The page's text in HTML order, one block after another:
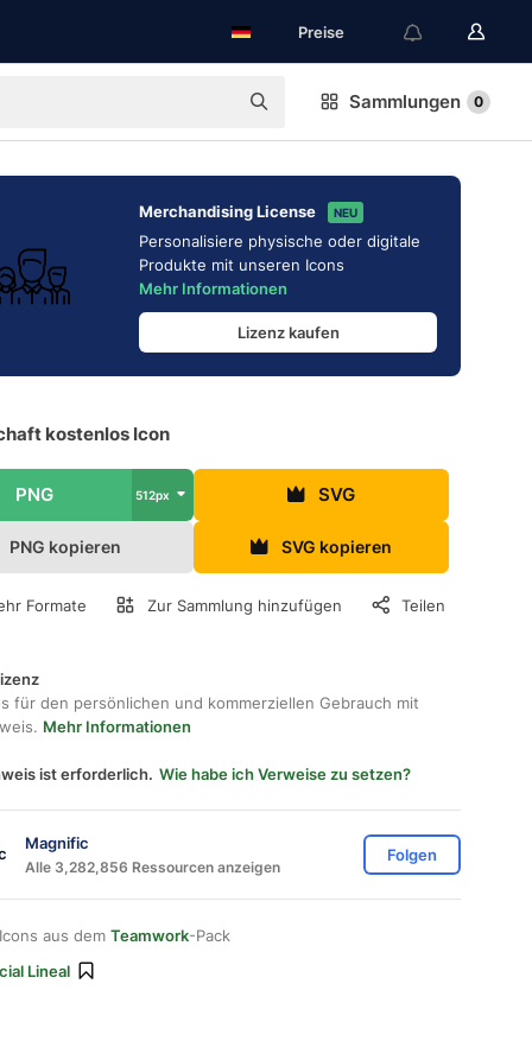
Preise
Sammlungen 0
Merchandising License NEU
Personalisiere physische oder digitale
Produkte mit unseren Icons
Mehr Informationen
Lizenz kaufen
kostenlos Icon
PNG 512px SVG
PNG kopieren SVG kopieren
Formate Zur Sammlung hinzufügen Teilen
für den persönlichen und kommerziellen Gebrauch mit
Mehr Informationen
ist erforderlich. Wie habe ich Verweise zu setzen?
Magnific
Alle 3,282,856 Ressourcen anzeigen
Folgen
aus dem Teamwork-Pack
Lineal